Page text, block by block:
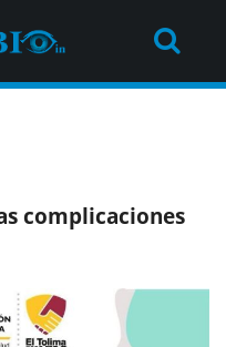
complicaciones